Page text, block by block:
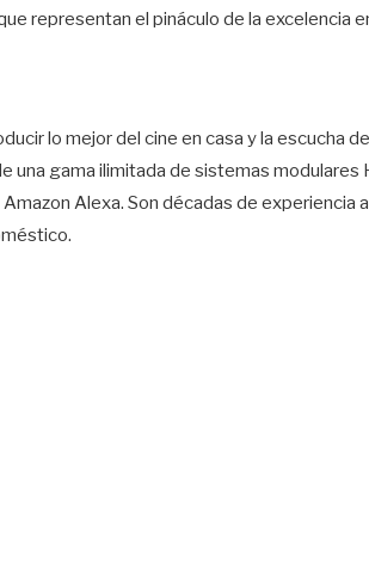
representan el pináculo de la excelencia
lo mejor del cine en casa y la escucha
una gama ilimitada de sistemas modulares
Alexa. Son décadas de experiencia